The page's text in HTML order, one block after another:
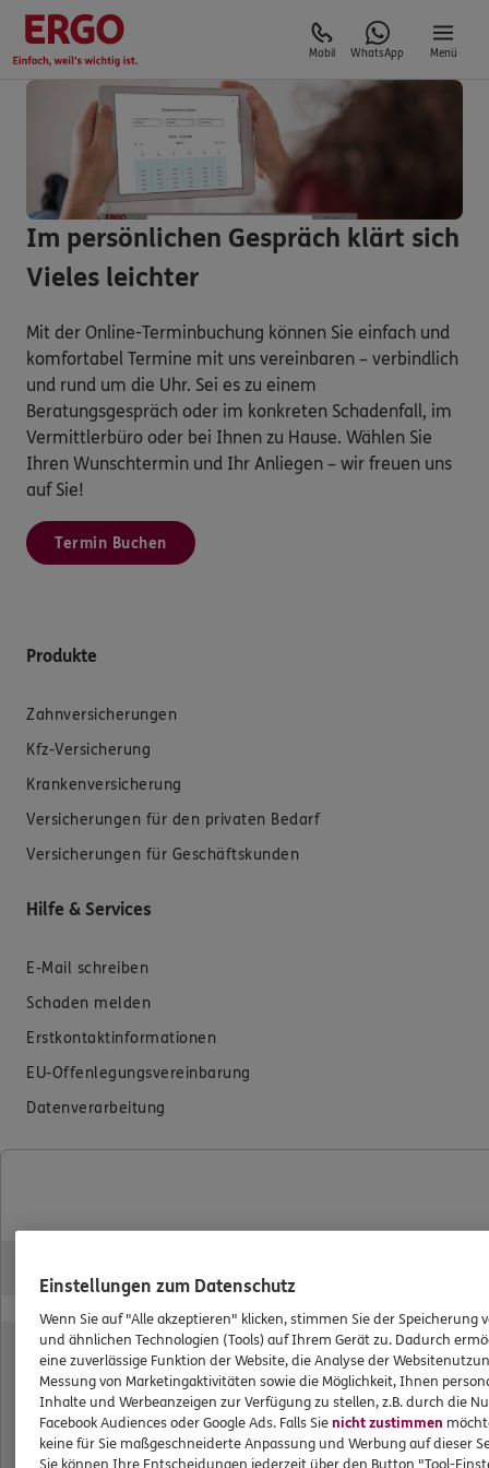
Mobil WhatsApp Menü
Im persönlichen Gespräch klärt sich
Vieles leichter
Mit der Online-Terminbuchung können Sie einfach und
komfortabel Termine mit uns vereinbaren – verbindlich
und rund um die Uhr. Sei es zu einem
Beratungsgespräch oder im konkreten Schadenfall, im
Vermittlerbüro oder bei Ihnen zu Hause. Wählen Sie
Ihren Wunschtermin und Ihr Anliegen – wir freuen uns
auf Sie!
Termin Buchen
Produkte
Zahnversicherungen
Kfz-Versicherung
Krankenversicherung
Versicherungen für den privaten Bedarf
Versicherungen für Geschäftskunden
Hilfe & Services
E-Mail schreiben
Schaden melden
Erstkontaktinformationen
EU-Offenlegungsvereinbarung
Datenverarbeitung
Kooperationspartner
Privatkunden
Jobangebote
ERGO Versicherung Berlin - Tobias Griesche
Einstellungen zum Datenschutz
Wenn Sie auf "Alle akzeptieren" klicken, stimmen Sie der Speicherung
und ähnlichen Technologien (Tools) auf Ihrem Gerät zu. Dadurch
eine zuverlässige Funktion der Website, die Analyse der
Messung von Marketingaktivitäten sowie die Möglichkeit, Ihnen
Inhalte und Werbeanzeigen zur Verfügung zu stellen, z.B. durch die
Facebook Audiences oder Google Ads. Falls Sienicht zustimmen
keine für Sie maßgeschneiderte Anpassung und Werbung auf dieser
Sie können Ihre Entscheidungen jederzeit über den Button "Tool-